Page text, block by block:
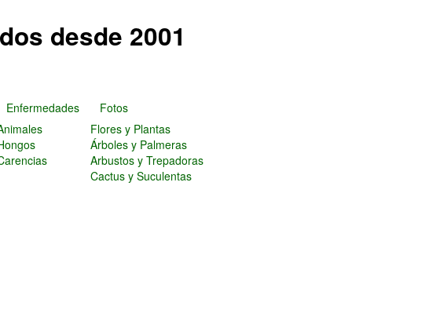
desde 2001
Enfermedades
Fotos
Flores y Plantas
Árboles y Palmeras
Arbustos y Trepadoras
Cactus y Suculentas